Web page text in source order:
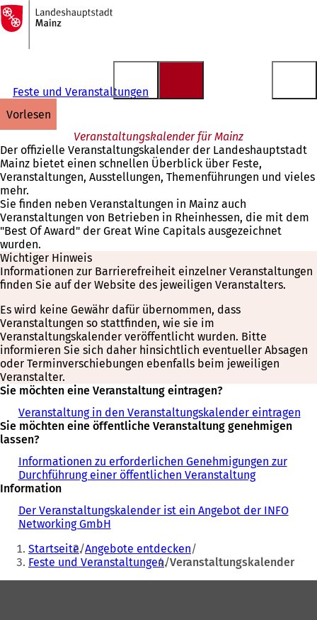
Inhalt anspringen
Zur
Startseite
Feste und Veranstaltungen
vorlesen
Veranstaltungskalender für Mainz
Der offizielle Veranstaltungskalender der Landeshauptstadt
Mainz bietet einen schnellen Überblick über Feste,
Veranstaltungen, Ausstellungen, Themenführungen und vieles
mehr.
Sie finden neben Veranstaltungen in Mainz auch
Veranstaltungen von Betrieben in Rheinhessen, die mit dem
"Best Of Award" der Great Wine Capitals ausgezeichnet
wurden.
Wichtiger Hinweis
Informationen zur Barrierefreiheit einzelner Veranstaltungen
finden Sie auf der Website des jeweiligen Veranstalters.
Es wird keine Gewähr dafür übernommen, dass
Veranstaltungen so stattfinden, wie sie im
Veranstaltungskalender veröffentlicht wurden. Bitte
informieren Sie sich daher hinsichtlich eventueller Absagen
oder Terminverschiebungen ebenfalls beim jeweiligen
Veranstalter.
Sie möchten eine Veranstaltung eintragen?
Veranstaltung in den Veranstaltungskalender eintragen
Sie möchten eine öffentliche Veranstaltung genehmigen
lassen?
Informationen zu erforderlichen Genehmigungen zur
Durchführung einer öffentlichen Veranstaltung
Information
Der Veranstaltungskalender ist ein Angebot der INFO
Networking GmbH
Sie
befinden
sich
Startseite Angebote entdecken
Feste und Veranstaltungen Veranstaltungskalender